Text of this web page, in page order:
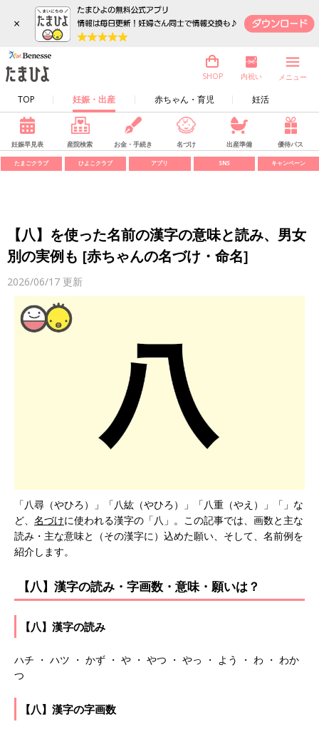
×
TOP 妊娠・出産 赤ちゃん・育児 妊活
SHOP 内祝い メニュー
妊娠早見表 産院検索 お金・手続き 名づけ 出産準備 優待パス
たまごクラブ ひよこクラブ アプリ SNS キャンペーン
【八】を使った名前の漢字の意味と読み、男女
別の実例も [赤ちゃんの名づけ・命名]
2026/06/17 更新
「八尋（やひろ）」「八紘（やひろ）」「八重（やえ）」「」な
ど、 名づけに使われる漢字の「八」。この記事では、画数と主な
読み・主な意味と（その漢字に）込めた願い、そして、名前例を
紹介します。
【八】漢字の読み・字画数・意味・願いは？
【八】漢字の読み
ハチ ・ ハツ ・ かず ・ や ・ やつ ・ やっ ・ よう ・ わ ・ わか
つ
【八】漢字の字画数